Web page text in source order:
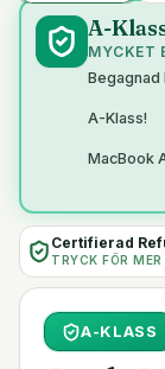
A-
MYCKET
Begagnad
A-Klass!
MacBook
Certifierad
TRYCK FÖR MER
A-KLASS